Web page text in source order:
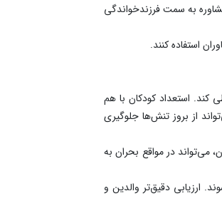
به سمت فرزندخواندگی
استفاده کنند.
کند. استعداد کودکان با هم
از بروز تنش‌ها جلوگیری
می‌تواند در مواقع بحران به
ارزیابی دقیق‌تر والدین و